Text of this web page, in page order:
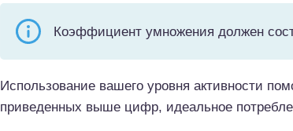
Коэффициент умножения должен
Использование вашего уровня активности
приведенных выше цифр, идеальное